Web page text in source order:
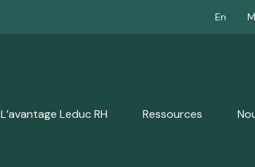
En
L’avantage Leduc RH Ressources